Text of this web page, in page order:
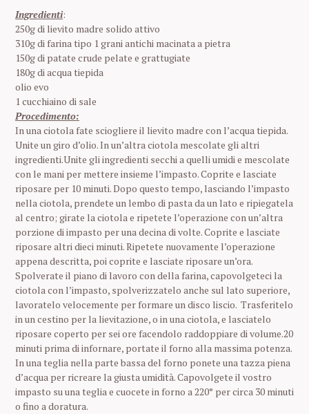
Ingredienti:
250g di lievito madre solido attivo
310g di farina tipo 1 grani antichi macinata a pietra
150g di patate crude pelate e grattugiate
180g di acqua tiepida
olio evo
1 cucchiaino di sale
Procedimento:
In una ciotola fate sciogliere il lievito madre con l’acqua tiepida.
Unite un giro d’olio. In un’altra ciotola mescolate gli altri
ingredienti.Unite gli ingredienti secchi a quelli umidi e mescolate
con le mani per mettere insieme l’impasto. Coprite e lasciate
riposare per 10 minuti. Dopo questo tempo, lasciando l’impasto
nella ciotola, prendete un lembo di pasta da un lato e ripiegatela
al centro; girate la ciotola e ripetete l’operazione con un’altra
porzione di impasto per una decina di volte. Coprite e lasciate
riposare altri dieci minuti. Ripetete nuovamente l’operazione
appena descritta, poi coprite e lasciate riposare un’ora.
Spolverate il piano di lavoro con della farina, capovolgeteci la
ciotola con l’impasto, spolverizzatelo anche sul lato superiore,
lavoratelo velocemente per formare un disco liscio. Trasferitelo
in un cestino per la lievitazione, o in una ciotola, e lasciatelo
riposare coperto per sei ore facendolo raddoppiare di volume.20
minuti prima di infornare, portate il forno alla massima potenza.
In una teglia nella parte bassa del forno ponete una tazza piena
d’acqua per ricreare la giusta umidità. Capovolgete il vostro
impasto su una teglia e cuocete in forno a 220° per circa 30 minuti
o fino a doratura.